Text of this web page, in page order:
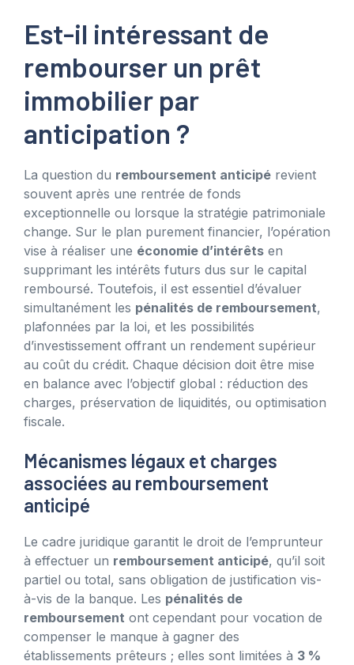
Est-il intéressant de
rembourser un prêt
immobilier par
anticipation ?
La question du remboursement anticipé revient
souvent après une rentrée de fonds
exceptionnelle ou lorsque la stratégie patrimoniale
change. Sur le plan purement financier, l’opération
vise à réaliser une économie d’intérêts en
supprimant les intérêts futurs dus sur le capital
remboursé. Toutefois, il est essentiel d’évaluer
simultanément les pénalités de remboursement,
plafonnées par la loi, et les possibilités
d’investissement offrant un rendement supérieur
au coût du crédit. Chaque décision doit être mise
en balance avec l’objectif global : réduction des
charges, préservation de liquidités, ou optimisation
fiscale.
Mécanismes légaux et charges
associées au remboursement
anticipé
Le cadre juridique garantit le droit de l’emprunteur
à effectuer un remboursement anticipé, qu’il soit
partiel ou total, sans obligation de justification vis-
à-vis de la banque. Les pénalités de
remboursement ont cependant pour vocation de
compenser le manque à gagner des
établissements prêteurs ; elles sont limitées à 3 %